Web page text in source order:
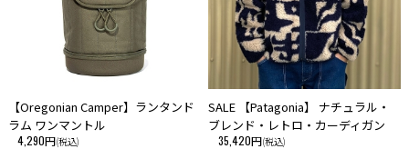
【Oregonian Camper】ランタンド
ラム ワンマントル
4,290円(税込)
SALE 【Patagonia】 ナチュラル・
ブレンド・レトロ・カーディガン
35,420円(税込)